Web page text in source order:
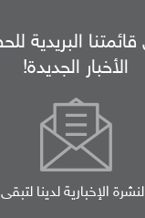
البريدية
الأخبار الجديدة!
الإخبارية لدينا